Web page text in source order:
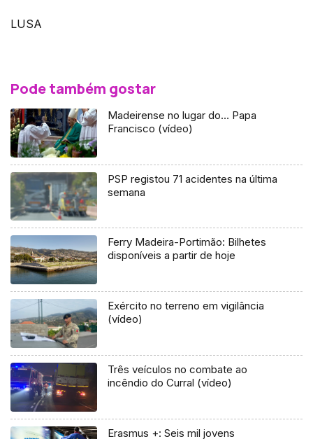
LUSA
Pode também gostar
Madeirense no lugar do… Papa
Francisco (vídeo)
PSP registou 71 acidentes na última
semana
Ferry Madeira-Portimão: Bilhetes
disponíveis a partir de hoje
Exército no terreno em vigilância
(vídeo)
Três veículos no combate ao
incêndio do Curral (vídeo)
Erasmus +: Seis mil jovens